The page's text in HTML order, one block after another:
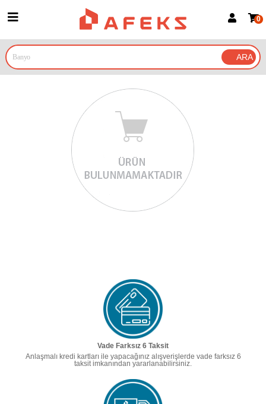
Google İle Bağlan
0
Vade Farksız 6 Taksit
Anlaşmalı kredi kartları ile yapacağınız alışverişlerde vade farksız 6
taksit imkanından yararlanabilirsiniz.